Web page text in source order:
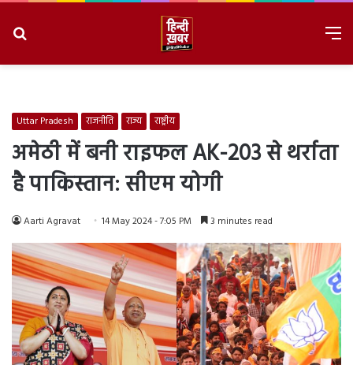
Uttar Pradesh राजनीति राज्य राष्ट्रीय
अमेठी में बनी राइफल AK-203 से थर्राता
है पाकिस्तान: सीएम योगी
Aarti Agravat 14 May 2024 - 7:05 PM 3 minutes read